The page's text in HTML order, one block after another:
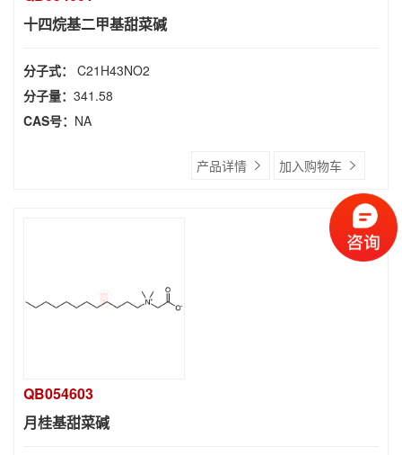
十四烷基二甲基甜菜碱
分子式： C21H43NO2
分子量： 341.58
CAS号： NA
产品详情 加入购物车
QB054603
月桂基甜菜碱